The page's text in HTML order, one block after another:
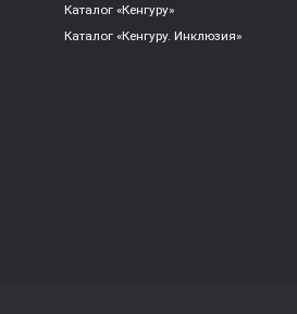
Каталог «Кенгуру»
Каталог «Кенгуру. Инклюзия»